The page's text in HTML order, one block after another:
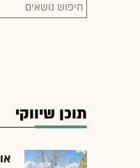
תוכן שיווקי